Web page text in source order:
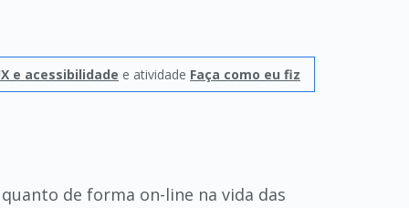
e acessibilidade e atividade Faça como eu fiz
de forma on-line na vida das